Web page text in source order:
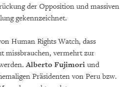
der Opposition und massiven
gekennzeichnet.
Human Rights Watch, dass
missbrauchen, vermehrt zur
Alberto Fujimori und
Präsidenten von Peru bzw.